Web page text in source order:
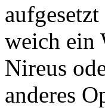
weich ein
Nireus
anderes